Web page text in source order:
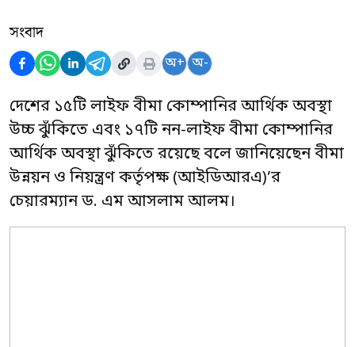
সংবাদ
অ+ অ-
দেশের ১৫টি লাইফ বীমা কোম্পানির আর্থিক অবস্থা
উচ্চ ঝুঁকিতে এবং ১৭টি নন-লাইফ বীমা কোম্পানির
আর্থিক অবস্থা ঝুঁকিতে রয়েছে বলে জানিয়েছেন বীমা
উন্নয়ন ও নিয়ন্ত্রণ কর্তৃপক্ষ (আইডিআরএ)’র
চেয়ারম্যান ড. এম আসলাম আলম।